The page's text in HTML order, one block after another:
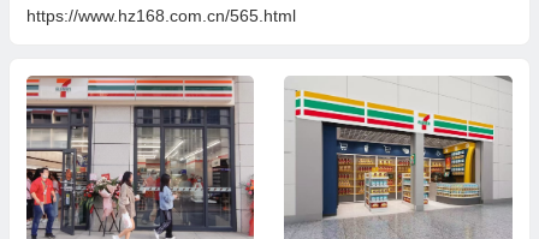
https://www.hz168.com.cn/565.html